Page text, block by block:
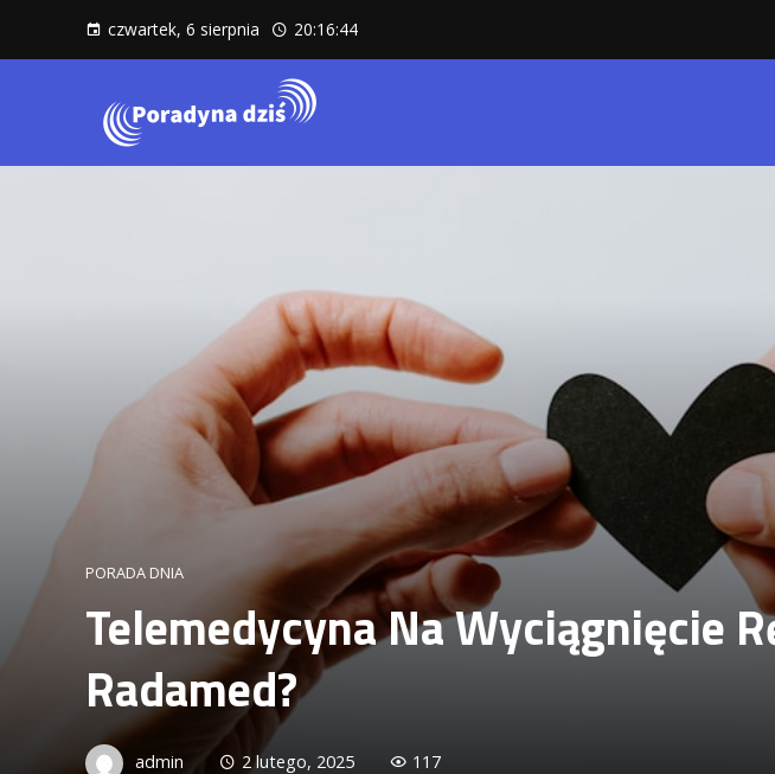
czwartek, 6 sierpnia 20:16:45
PORADA DNIA
Telemedycyna Na Wyciągnięcie
Radamed?
admin 2 lutego, 2025 117